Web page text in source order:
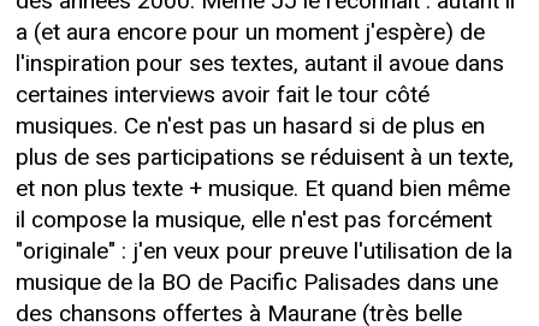
a (et aura encore pour un moment j'espère) de
l'inspiration pour ses textes, autant il avoue dans
certaines interviews avoir fait le tour côté
musiques. Ce n'est pas un hasard si de plus en
plus de ses participations se réduisent à un texte,
et non plus texte + musique. Et quand bien même
il compose la musique, elle n'est pas forcément
"originale" : j'en veux pour preuve l'utilisation de la
musique de la BO de Pacific Palisades dans une
des chansons offertes à Maurane (très belle